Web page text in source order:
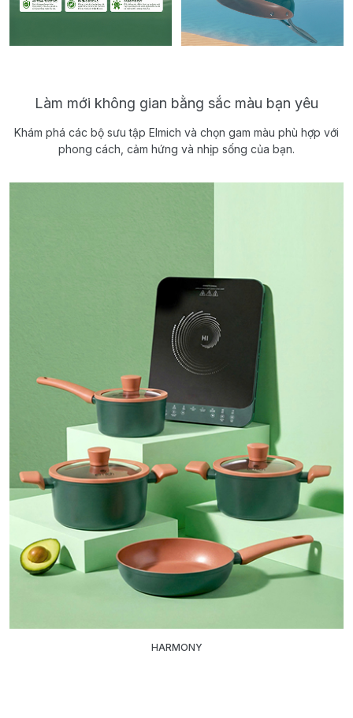
Làm mới không gian bằng sắc màu bạn yêu
Khám phá các bộ sưu tập Elmich và chọn gam màu phù hợp với
phong cách, cảm hứng và nhịp sống của bạn.
HARMONY